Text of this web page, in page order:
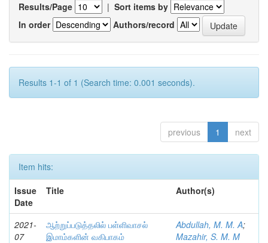
Results/Page | Sort items by
In order
Authors/record
Results 1-1 of 1 (Search time: 0.001 seconds).
previous 1 next
Item hits:
Issue
Date
Title Author(s)
2021-
07
ஆற்றுப்படுத்தலில் பள்ளிவாசல்
இமாம்களின் வகிபாகம்
Abdullah, M. M. A;
Mazahir, S. M. M